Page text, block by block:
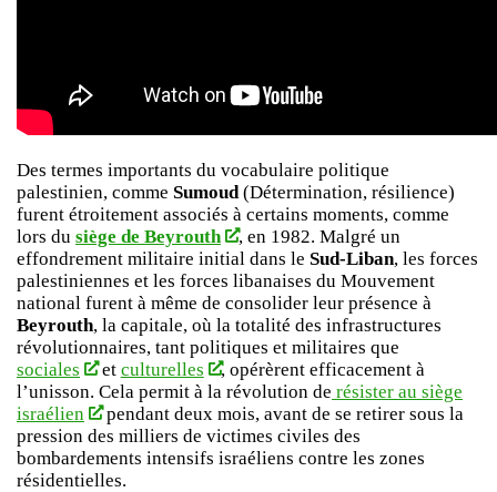
Des termes importants du vocabulaire politique
palestinien, comme Sumoud (Détermination, résilience)
furent étroitement associés à certains moments, comme
lors du siège de Beyrouth
, en 1982. Malgré un
effondrement militaire initial dans le Sud-Liban, les forces
palestiniennes et les forces libanaises du Mouvement
national furent à même de consolider leur présence à
Beyrouth, la capitale, où la totalité des infrastructures
révolutionnaires, tant politiques et militaires que
sociales
et culturelles
, opérèrent efficacement à
l’unisson. Cela permit à la révolution de résister au siège
israélien
pendant deux mois, avant de se retirer sous la
pression des milliers de victimes civiles des
bombardements intensifs israéliens contre les zones
résidentielles.